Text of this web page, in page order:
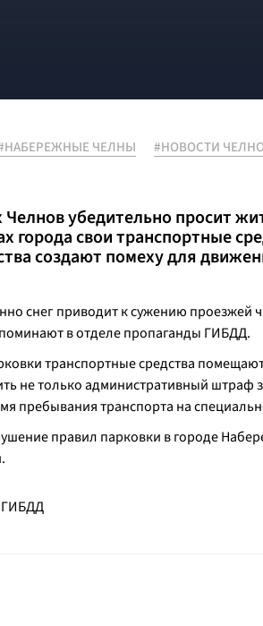
ЧЕЛНЫ #НОВОСТИ
убедительно просит
города свои транспортные
создают помеху для
снег приводит к сужению проезжей
в отделе пропаганды ГИБДД.
транспортные средства
не только административный штраф
пребывания транспорта на
правил парковки в городе
ГИБДД